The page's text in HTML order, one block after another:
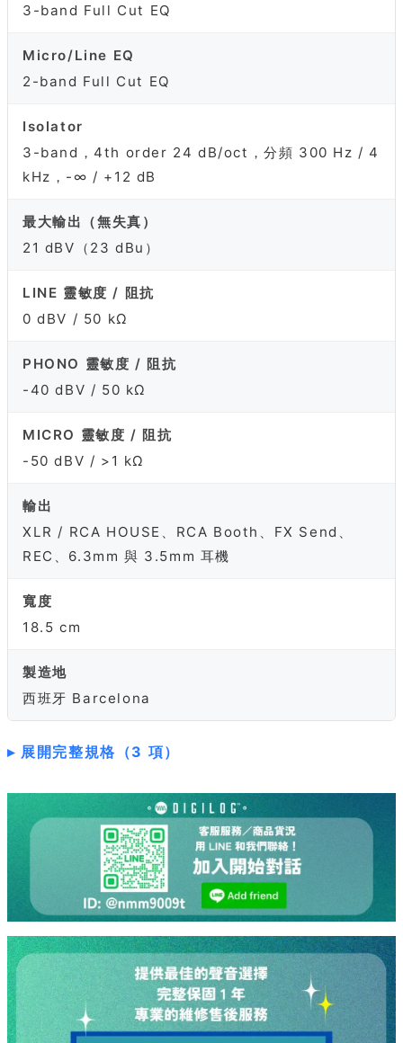
3-band Full Cut EQ
Micro/Line EQ
2-band Full Cut EQ
Isolator
3-band，4th order 24 dB/oct，分頻 300 Hz / 4
kHz，-∞ / +12 dB
最大輸出（無失真）
21 dBV（23 dBu）
LINE 靈敏度 / 阻抗
0 dBV / 50 kΩ
PHONO 靈敏度 / 阻抗
-40 dBV / 50 kΩ
MICRO 靈敏度 / 阻抗
-50 dBV / >1 kΩ
輸出
XLR / RCA HOUSE、RCA Booth、FX Send、
REC、6.3mm 與 3.5mm 耳機
寬度
18.5 cm
製造地
西班牙 Barcelona
展開完整規格（3 項）